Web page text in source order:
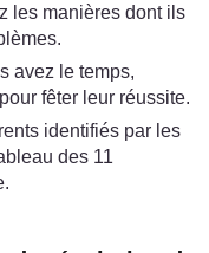
les manières dont ils
avez le temps,
fêter leur réussite.
identifiés par les
des 11